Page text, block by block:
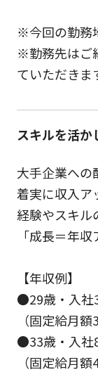
※今回の勤務
※勤務先はご
ていただきま
スキルを活か
大手企業への
着実に収入ア
経験やスキル
「成長＝年
【年収例】
●29歳・入社
（固定給月額
●33歳・入社
（固定給月額